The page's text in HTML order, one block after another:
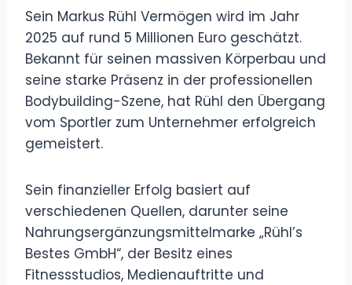
Sein Markus Rühl Vermögen wird im Jahr
2025 auf rund 5 Millionen Euro geschätzt.
Bekannt für seinen massiven Körperbau und
seine starke Präsenz in der professionellen
Bodybuilding-Szene, hat Rühl den Übergang
vom Sportler zum Unternehmer erfolgreich
gemeistert.
Sein finanzieller Erfolg basiert auf
verschiedenen Quellen, darunter seine
Nahrungsergänzungsmittelmarke „Rühl’s
Bestes GmbH“, der Besitz eines
Fitnessstudios, Medienauftritte und